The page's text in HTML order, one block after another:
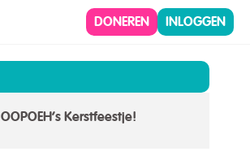
DONEREN INLOGGEN
OOPOEH’s Kerstfeestje!